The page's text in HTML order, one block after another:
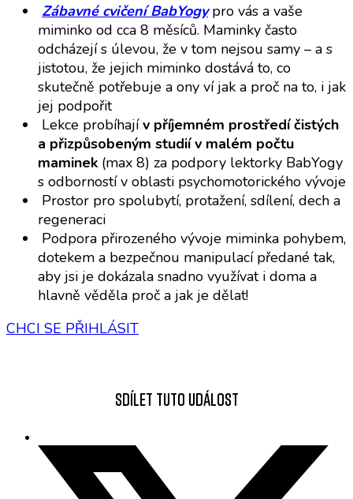
Zábavné cvičení BabYogypro vás a vaše
miminko od cca 8 měsíců. Maminky často
odcházejí s úlevou, že v tom nejsou samy – a s
jistotou, že jejich miminko dostává to, co
skutečně potřebuje a ony ví jak a proč na to, i jak
jej podpořit
Lekce probíhajív příjemném prostředí čistých
a přizpůsobeným studií v malém počtu
maminek (max 8) za podpory lektorky BabYogy
s odborností v oblasti psychomotorického vývoje
Prostor pro spolubytí, protažení, sdílení, dech a
regeneraci
Podpora přirozeného vývoje miminka pohybem,
dotekem a bezpečnou manipulací předané tak,
aby jsi je dokázala snadno využívat i doma a
hlavně věděla proč a jak je dělat!
CHCI SE PŘIHLÁSIT
Sdílet tuto událost